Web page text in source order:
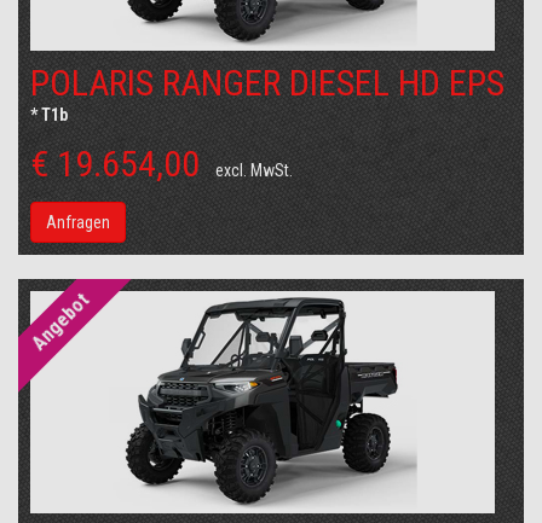
POLARIS RANGER DIESEL HD EPS
* T1b
€ 19.654,00 excl. MwSt.
Anfragen
Angebot